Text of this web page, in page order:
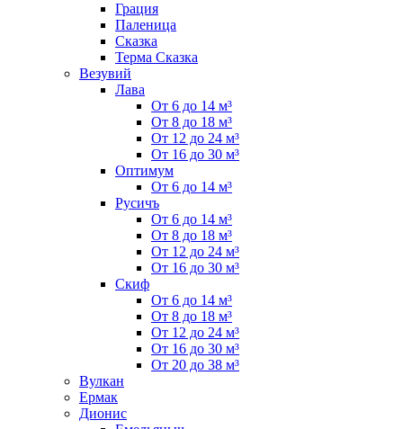
Грация
Паленица
Сказка
Терма Сказка
Везувий
Лава
От 6 до 14 м³
От 8 до 18 м³
От 12 до 24 м³
От 16 до 30 м³
Оптимум
От 6 до 14 м³
Русичъ
От 6 до 14 м³
От 8 до 18 м³
От 12 до 24 м³
От 16 до 30 м³
Скиф
От 6 до 14 м³
От 8 до 18 м³
От 12 до 24 м³
От 16 до 30 м³
От 20 до 38 м³
Вулкан
Ермак
Дионис